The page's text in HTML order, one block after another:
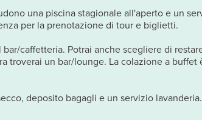
una piscina stagionale all'aperto e un
per la prenotazione di tour e biglietti.
caffetteria. Potrai anche scegliere di
troverai un bar/lounge. La colazione a
deposito bagagli e un servizio